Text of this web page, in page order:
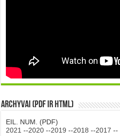
Archyvai (PDF ir HTML)
EIL. NUM. (PDF)
2021 --2020 --2019 --2018 --2017 --